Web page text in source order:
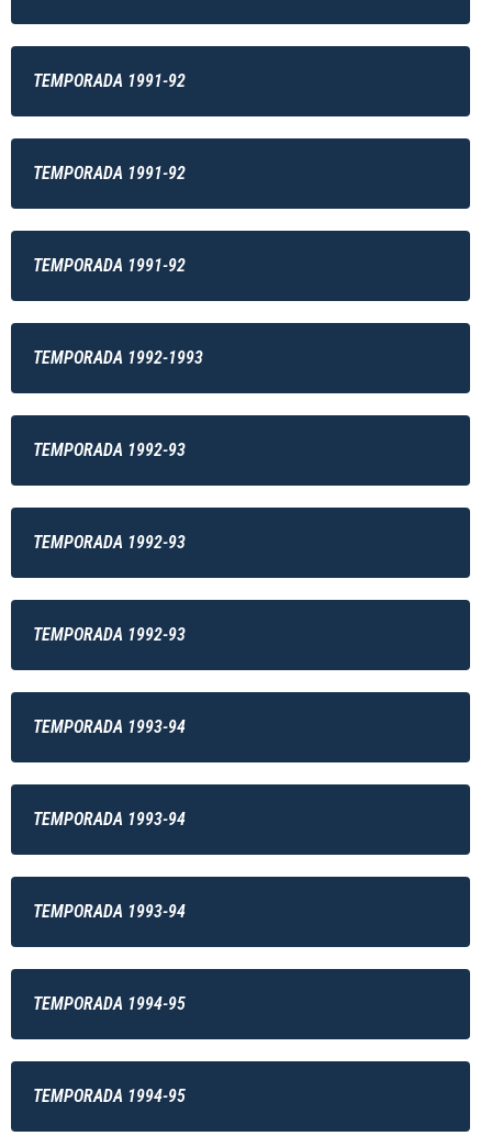
TEMPORADA 1991-92
TEMPORADA 1991-92
TEMPORADA 1991-92
TEMPORADA 1992-1993
TEMPORADA 1992-93
TEMPORADA 1992-93
TEMPORADA 1992-93
TEMPORADA 1993-94
TEMPORADA 1993-94
TEMPORADA 1993-94
TEMPORADA 1994-95
TEMPORADA 1994-95